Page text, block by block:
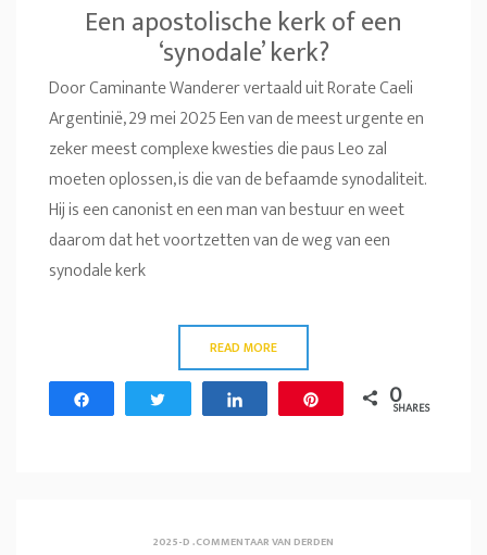
Een apostolische kerk of een
‘synodale’ kerk?
Door Caminante Wanderer vertaald uit Rorate Caeli
Argentinië, 29 mei 2025 Een van de meest urgente en
zeker meest complexe kwesties die paus Leo zal
moeten oplossen, is die van de befaamde synodaliteit.
Hij is een canonist en een man van bestuur en weet
daarom dat het voortzetten van de weg van een
synodale kerk
READ MORE
0
SHARES
2025-D.COMMENTAAR VAN DERDEN